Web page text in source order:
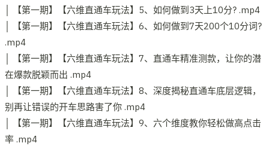
│ 【第一期】【六维直通车玩法】5、如何做到3天上10分? .mp4
│ 【第一期】【六维直通车玩法】6、如何做到7天200个10分词?
.mp4
│ 【第一期】【六维直通车玩法】7、直通车精准测款，让你的潜
在爆款脱颖而出 .mp4
│ 【第一期】【六维直通车玩法】8、深度揭秘直通车底层逻辑，
别再让错误的开车思路害了你 .mp4
│ 【第一期】【六维直通车玩法】9、六个维度教你轻松做高点击
率 .mp4